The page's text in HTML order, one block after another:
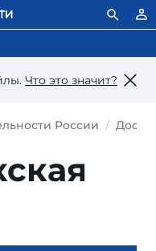
Что это значит?
России